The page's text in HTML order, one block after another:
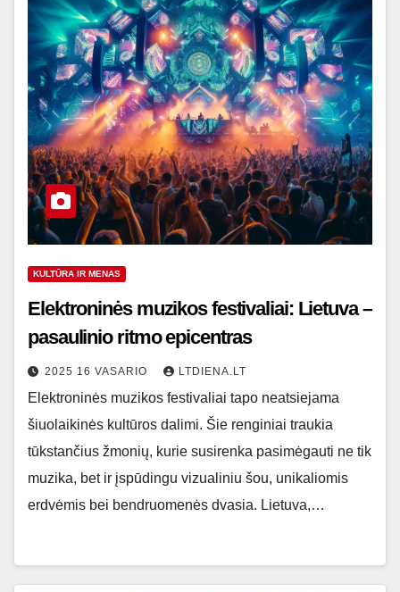
KULTŪRA IR MENAS
Elektroninės muzikos festivaliai: Lietuva –
pasaulinio ritmo epicentras
2025 16 VASARIO LTDIENA.LT
Elektroninės muzikos festivaliai tapo neatsiejama
šiuolaikinės kultūros dalimi. Šie renginiai traukia
tūkstančius žmonių, kurie susirenka pasimėgauti ne tik
muzika, bet ir įspūdingu vizualiniu šou, unikaliomis
erdvėmis bei bendruomenės dvasia. Lietuva,…